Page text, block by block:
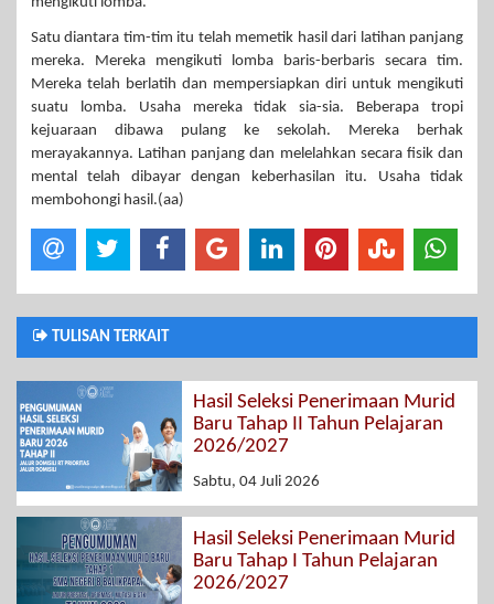
Satu diantara tim-tim itu telah memetik hasil dari latihan panjang
mereka. Mereka mengikuti lomba baris-berbaris secara tim.
Mereka telah berlatih dan mempersiapkan diri untuk mengikuti
suatu lomba. Usaha mereka tidak sia-sia. Beberapa tropi
kejuaraan dibawa pulang ke sekolah. Mereka berhak
merayakannya. Latihan panjang dan melelahkan secara fisik dan
mental telah dibayar dengan keberhasilan itu. Usaha tidak
membohongi hasil.(aa)
TULISAN TERKAIT
Hasil Seleksi Penerimaan Murid
Baru Tahap II Tahun Pelajaran
2026/2027
Sabtu, 04 Juli 2026
Hasil Seleksi Penerimaan Murid
Baru Tahap I Tahun Pelajaran
2026/2027